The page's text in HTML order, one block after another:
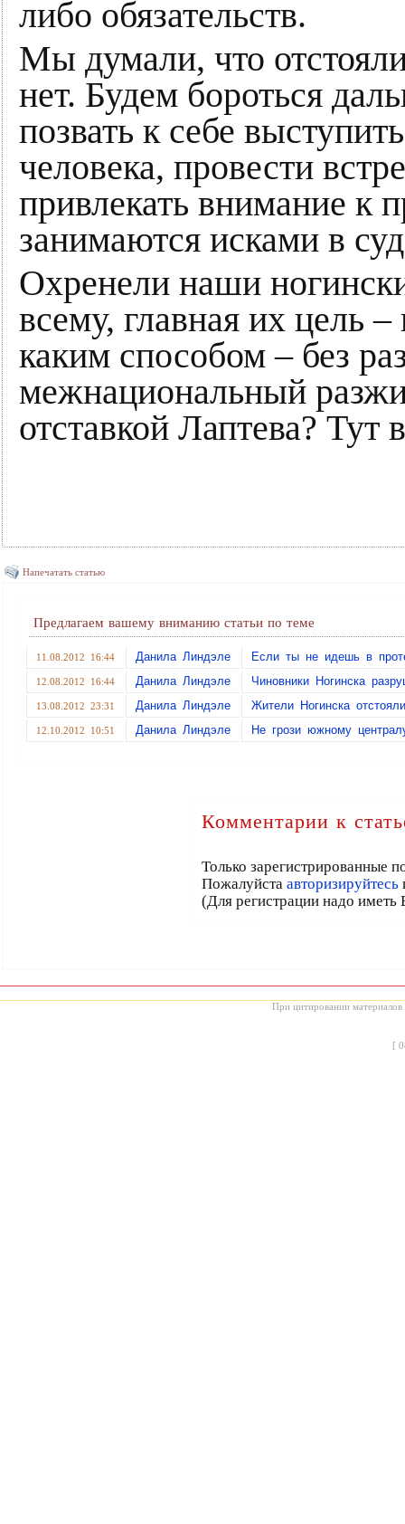
либо обязательств.
Мы думали, что
нет. Будем бороться
позвать к себе
человека, провести
привлекать внимание
занимаются исками в
Охренели наши
всему, главная их цель
каким способом – без
межнациональный
отставкой Лаптева? Тут
Напечатать статью
Предлагаем вашему вниманию статьи по теме
11.08.2012 16:44 Данила Линдэле Если ты не идешь в
12.08.2012 16:44 Данила Линдэле Чиновники Ногинска
13.08.2012 23:31 Данила Линдэле Жители Ногинска
12.10.2012 10:51 Данила Линдэле Не грози южному
Комментарии к
Только зарегистрированные
Пожалуйста авторизируйтесь
(Для регистрации надо
При цитировании материалов
[